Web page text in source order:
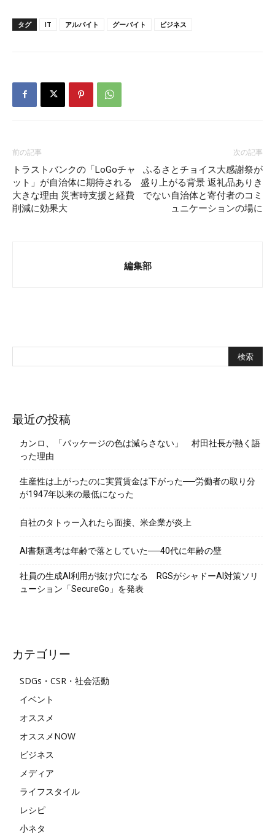
タグ IT アルバイト グーバイト ビジネス
前の記事
トラストバンクの「LoGoチャ
ット」が自治体に期待される
大きな理由 災害時支援と経費
削減に効果大
次の記事
ふるさとチョイス大感謝祭が
盛り上がる背景 返礼品ありき
でない自治体と寄付者のコミ
ュニケーションの場に
編集部
最近の投稿
カンロ、「パッケージの色は減らさない」 村田社長が熱く語
った理由
生産性は上がったのに実質賃金は下がった──労働者の取り分
が1947年以来の最低になった
自社のタトゥー入れたら面接、米企業が炎上
AI書類選考は年齢で落としていた──40代に年齢の壁
社員の生成AI利用が抜け穴になる RGSがシャドーAI対策ソリ
ューション「SecureGo」を発表
カテゴリー
SDGs・CSR・社会活動
イベント
オススメ
オススメNOW
ビジネス
メディア
ライフスタイル
レシピ
小ネタ